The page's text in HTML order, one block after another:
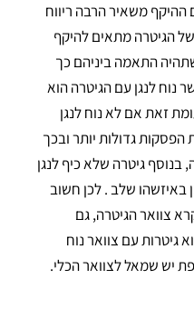
משאיר הרבה ריווח
הגיטרה מתאים להיקף
התאמה ביניהם כך
נוח לנגן עם הגיטרה הוא
זאת אם לא נוח לנגן
הפסקות גדולות יותר ובכך
גיטרה שלא כיף לנגן
באיזשהו שלב . לכן חשוב
צוואר הגיטרה, גם
גיטרות עם צוואר נוח
יש שמאל לצוואר הכלי.